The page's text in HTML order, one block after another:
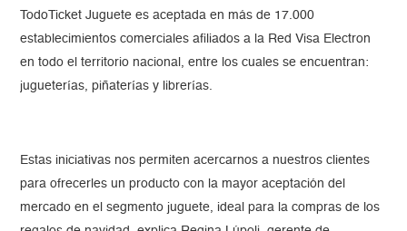
TodoTicket Juguete es aceptada en más de 17.000
establecimientos comerciales afiliados a la Red Visa Electron
en todo el territorio nacional, entre los cuales se encuentran:
jugueterías, piñaterías y librerías.
Estas iniciativas nos permiten acercarnos a nuestros clientes
para ofrecerles un producto con la mayor aceptación del
mercado en el segmento juguete, ideal para la compras de los